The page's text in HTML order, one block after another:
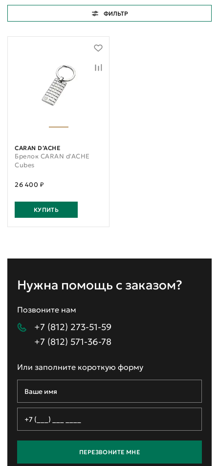
ФИЛЬТР
CARAN D’ACHE
Брелок CARAN d'ACHE
Cubes
26 400 ₽
КУПИТЬ
Нужна помощь с заказом?
Позвоните нам
+7 (812) 273-51-59
+7 (812) 571-36-78
Или заполните короткую форму
ПЕРЕЗВОНИТЕ МНЕ